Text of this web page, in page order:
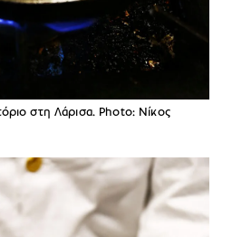
στη Λάρισα. Photo: Νίκος